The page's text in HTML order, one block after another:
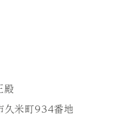
殿
米町934番地